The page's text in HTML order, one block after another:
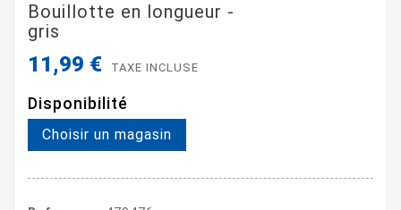
Bouillotte en longueur -
gris
11,99 € TAXE INCLUSE
Disponibilité
Choisir un magasin